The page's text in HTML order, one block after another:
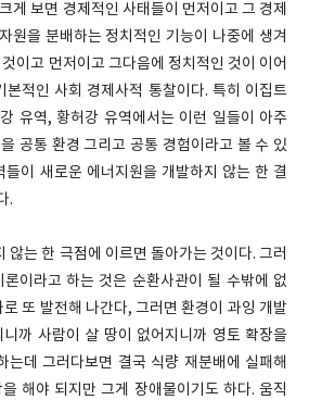
게 보면 경제적인 사태들이 먼저이고 그 경제
원을 분배하는 정치적인 기능이 나중에 생겨
이고 먼저이고 그다음에 정치적인 것이 이어
본적인 사회 경제사적 통찰이다. 특히 이집트
유역, 황허강 유역에서는 이런 일들이 아주
공통 환경 그리고 공통 경험이라고 볼 수 있
들이 새로운 에너지원을 개발하지 않는 한 결
.
않는 한 극점에 이르면 돌아가는 것이다. 그러
이라고 하는 것은 순환사관이 될 수밖에 없
또 발전해 나간다, 그러면 환경이 과잉 개발
까 사람이 살 땅이 없어지니까 영토 확장을
는데 그러다보면 결국 식량 재분배에 실패해
해야 되지만 그게 장애물이기도 하다. 움직